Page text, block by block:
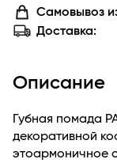
Самовывоз
Доставка:
Описание
Губная помада
декоративной
этоармоничное